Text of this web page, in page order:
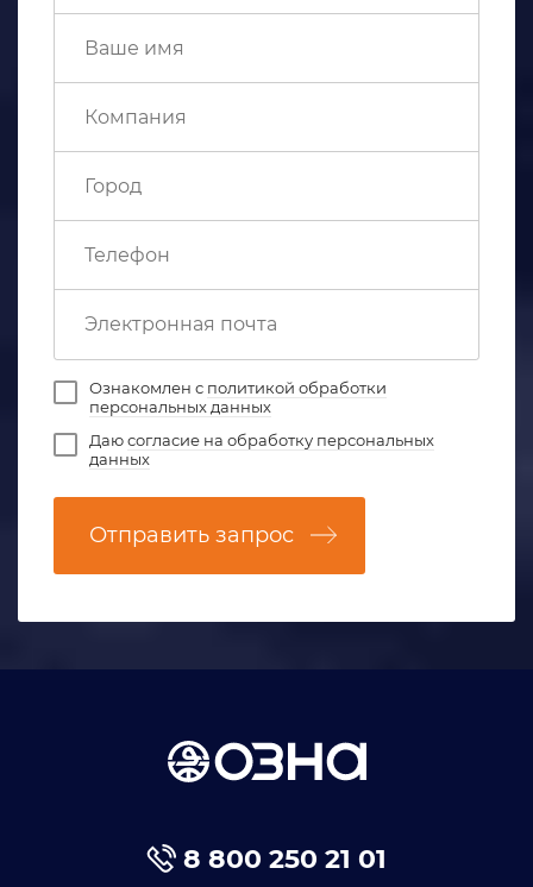
Ознакомлен с политикой обработки
персональных данных
Даюсогласие на обработку персональных
данных
Отправить запрос
8 800 250 21 01